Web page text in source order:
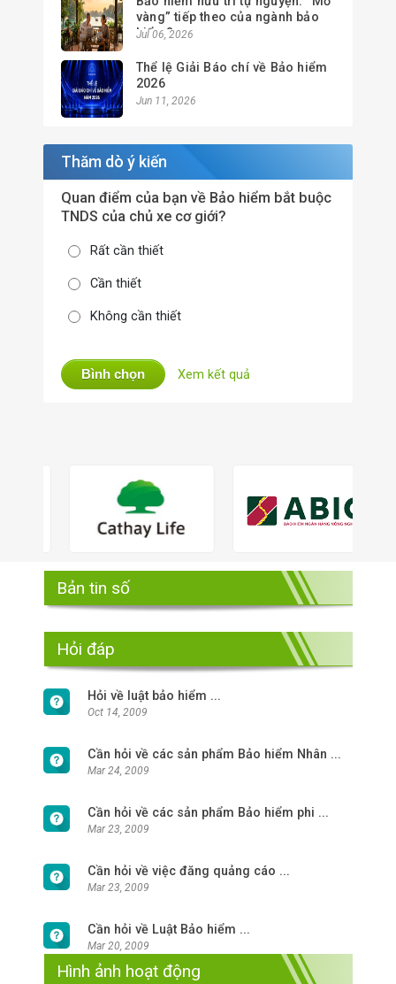
vàng” tiếp theo của ngành bảo
hiểm?
Jul 06, 2026
Thể lệ Giải Báo chí về Bảo hiểm
2026
Jun 11, 2026
Thăm dò ý kiến
Quan điểm của bạn về Bảo hiểm bắt buộc
TNDS của chủ xe cơ giới?
Rất cần thiết
Cần thiết
Không cần thiết
Bình chọn Xem kết quả
Bản tin số
Hỏi đáp
Hỏi về luật bảo hiểm ...
Oct 14, 2009
Cần hỏi về các sản phẩm Bảo hiểm Nhân ...
Mar 24, 2009
Cần hỏi về các sản phẩm Bảo hiểm phi ...
Mar 23, 2009
Cần hỏi về việc đăng quảng cáo ...
Mar 23, 2009
Cần hỏi về Luật Bảo hiểm ...
Mar 20, 2009
Hình ảnh hoạt động